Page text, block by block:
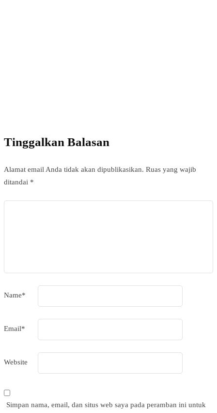
Tinggalkan Balasan
Alamat email Anda tidak akan dipublikasikan. Ruas yang wajib
ditandai *
Name*
Email*
Website
Simpan nama, email, dan situs web saya pada peramban ini untuk